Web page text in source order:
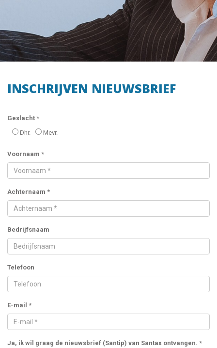
INSCHRIJVEN NIEUWSBRIEF
Geslacht *
Dhr.
Mevr.
Voornaam *
Achternaam *
Bedrijfsnaam
Telefoon
E-mail *
Ja, ik wil graag de nieuwsbrief (Santip) van Santax ontvangen. *